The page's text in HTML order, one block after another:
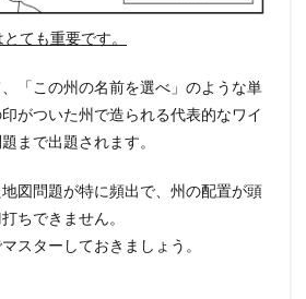
とても重要です。
「この州の名前を選べ」のような単
がついた州で造られる代表的なワイ
まで出題されます。
図問題が特に頻出で、州の配置が頭
ちできません。
スターしておきましょう。